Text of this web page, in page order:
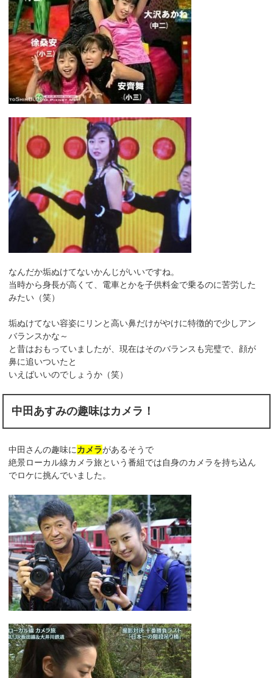
なんだか垢ぬけてないかんじがいいですね。
当時から身長が高くて、電車とかを子供料金で乗るのに苦労した
みたい（笑）
垢ぬけてない容姿にリンと高い鼻だけがやけに特徴的で少しアン
バランスかな～
と昔はおもっていましたが、現在はそのバランスも完璧で、顔が
鼻に追いついたと
いえばいいのでしょうか（笑）
中田あすみの趣味はカメラ！
中田さんの趣味にカメラがあるそうで
絶景ローカル線カメラ旅という番組では自身のカメラを持ち込ん
でロケに挑んでいました。